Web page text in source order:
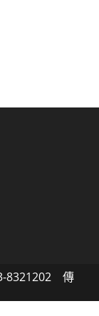
8321202 傳